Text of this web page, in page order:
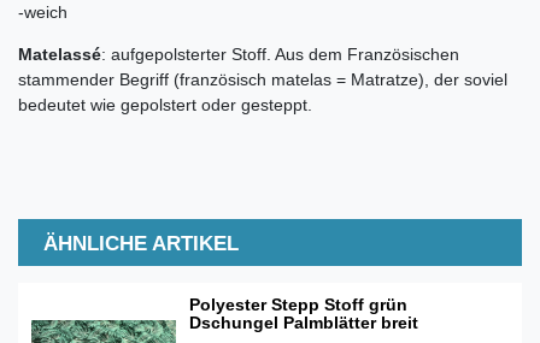
-weich
Matelassé: aufgepolsterter Stoff. Aus dem Französischen
stammender Begriff (französisch matelas = Matratze), der soviel
bedeutet wie gepolstert oder gesteppt.
ÄHNLICHE ARTIKEL
Polyester Stepp Stoff grün
Dschungel Palmblätter breit